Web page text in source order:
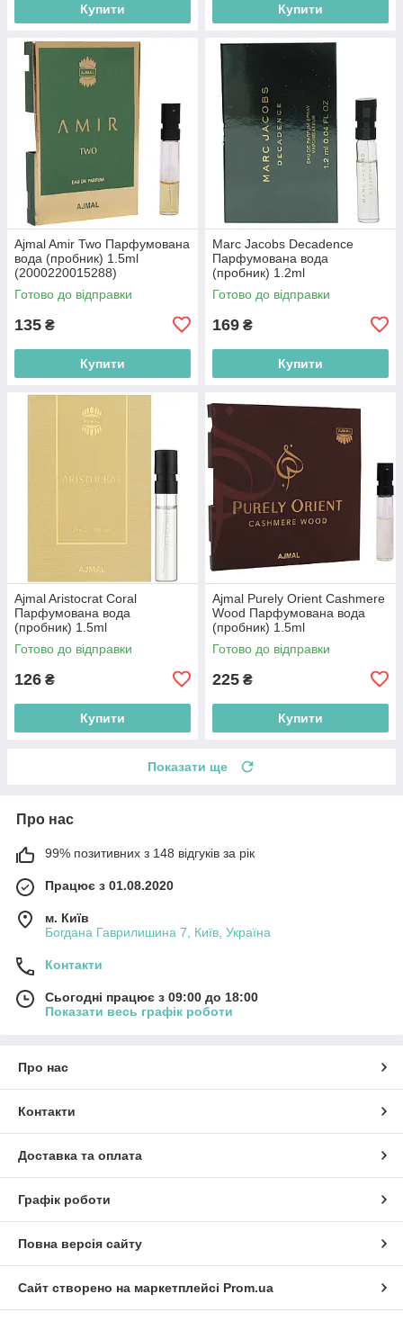
Купити Купити
Ajmal Amir Two Парфумована
вода (пробник) 1.5ml
(2000220015288)
Готово до відправки
135 ₴
Купити
Marc Jacobs Decadence
Парфумована вода
(пробник) 1.2ml
(3614221512210)
Готово до відправки
169 ₴
Купити
Ajmal Aristocrat Coral
Парфумована вода
(пробник) 1.5ml
(2000220015295)
Готово до відправки
126 ₴
Купити
Ajmal Purely Orient Cashmere
Wood Парфумована вода
(пробник) 1.5ml
(2000220015868)
Готово до відправки
225 ₴
Купити
Показати ще
Про нас
99% позитивних з 148 відгуків за рік
Працює з 01.08.2020
м. Київ
Богдана Гаврилишина 7, Київ, Україна
Контакти
Сьогодні працює з 09:00 до 18:00
Показати весь графік роботи
Про нас
Контакти
Доставка та оплата
Графік роботи
Повна версія сайту
Сайт створено на маркетплейсі Prom.ua